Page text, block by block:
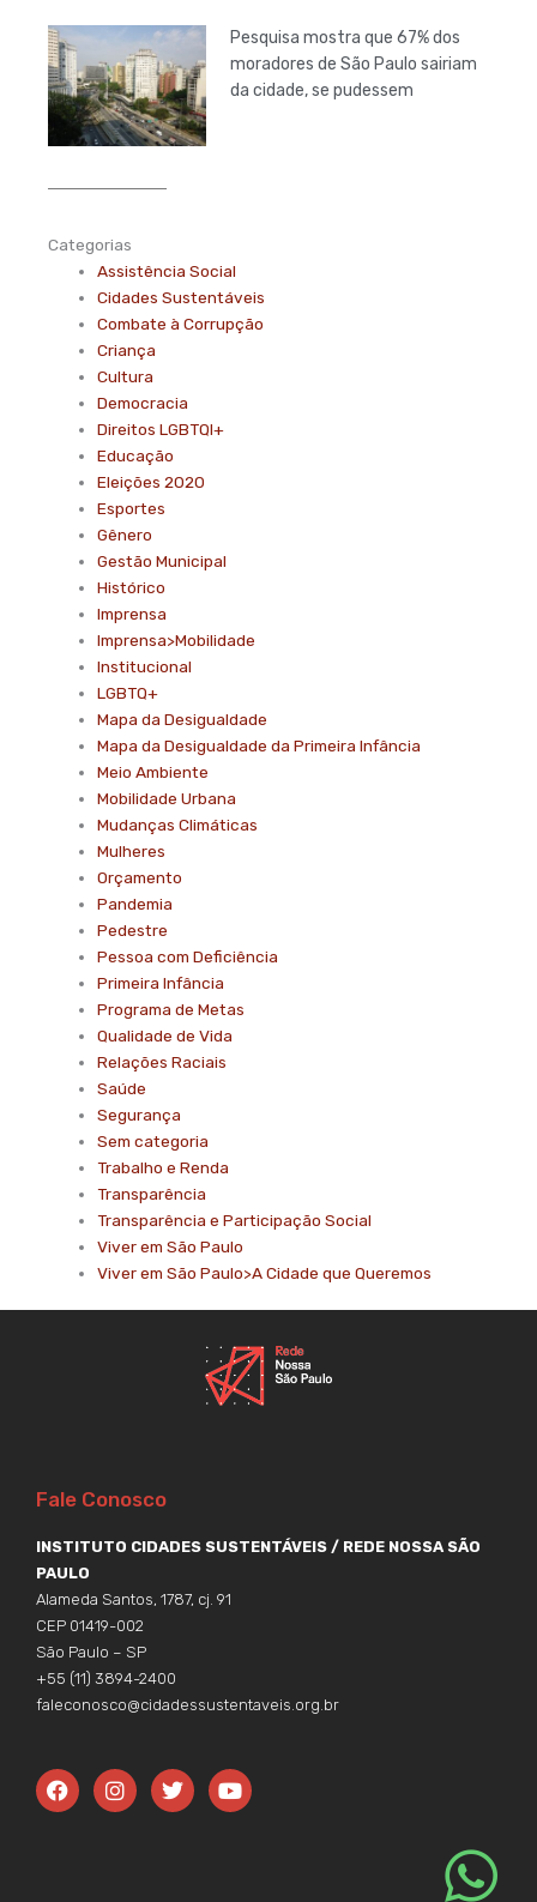
Pesquisa mostra que 67% dos
moradores de São Paulo sairiam
da cidade, se pudessem
Categorias
Assistência Social
Cidades Sustentáveis
Combate à Corrupção
Criança
Cultura
Democracia
Direitos LGBTQI+
Educação
Eleições 2020
Esportes
Gênero
Gestão Municipal
Histórico
Imprensa
Imprensa>Mobilidade
Institucional
LGBTQ+
Mapa da Desigualdade
Mapa da Desigualdade da Primeira Infância
Meio Ambiente
Mobilidade Urbana
Mudanças Climáticas
Mulheres
Orçamento
Pandemia
Pedestre
Pessoa com Deficiência
Primeira Infância
Programa de Metas
Qualidade de Vida
Relações Raciais
Saúde
Segurança
Sem categoria
Trabalho e Renda
Transparência
Transparência e Participação Social
Viver em São Paulo
Viver em São Paulo>A Cidade que Queremos
Fale Conosco
INSTITUTO CIDADES SUSTENTÁVEIS / REDE NOSSA SÃO
PAULO
Alameda Santos, 1787, cj. 91
CEP 01419-002
São Paulo – SP
+55 (11) 3894-2400
faleconosco@cidadessustentaveis.org.br
F
a
I
n
T
w
Y
o